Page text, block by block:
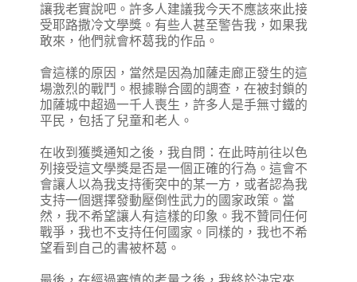
讓我老實說吧。許多人建議我今天不應該來此接
受耶路撒冷文學獎。有些人甚至警告我，如果我
敢來，他們就會杯葛我的作品。
會這樣的原因，當然是因為加薩走廊正發生的這
場激烈的戰鬥。根據聯合國的調查，在被封鎖的
加薩城中超過一千人喪生，許多人是手無寸鐵的
平民，包括了兒童和老人。
在收到獲獎通知之後，我自問：在此時前往以色
列接受這文學獎是否是一個正確的行為。這會不
會讓人以為我支持衝突中的某一方，或者認為我
支持一個選擇發動壓倒性武力的國家政策。當
然，我不希望讓人有這樣的印象。我不贊同任何
戰爭，我也不支持任何國家。同樣的，我也不希
望看到自己的書被杯葛。